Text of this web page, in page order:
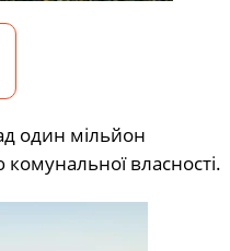
один мільйон
власності.